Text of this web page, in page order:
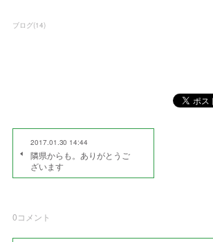
ブログ(14)
2017.01.30 14:44
隣県からも。ありがとうご
ざいます
0コメント